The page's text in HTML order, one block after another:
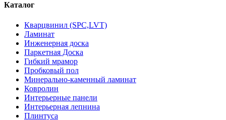
Каталог
Кварцвинил (SPC,LVT)
Ламинат
Инженерная доска
Паркетная Доска
Гибкий мрамор
Пробковый пол
Минерально-каменный ламинат
Ковролин
Интерьерные панели
Интерьерная лепнина
Плинтуса